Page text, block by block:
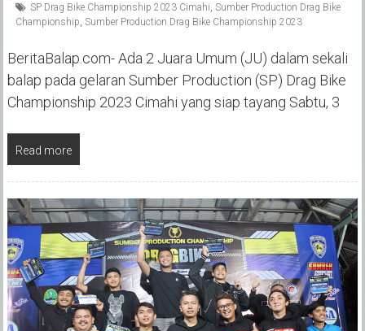
SP Drag Bike Championship 2023 Cimahi Sumber Production Drag Bike
Championship Sumber Production Drag Bike Championship 2023
BeritaBalap.com- Ada 2 Juara Umum (JU) dalam sekali
balap pada gelaran Sumber Production (SP) Drag Bike
Championship 2023 Cimahi yang siap tayang Sabtu, 3
Read more